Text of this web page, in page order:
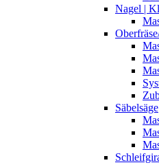
Nagel |
Säbelsäge